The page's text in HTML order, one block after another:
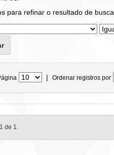
para refinar o resultado de busca.
| Ordenar registros por
de 1.